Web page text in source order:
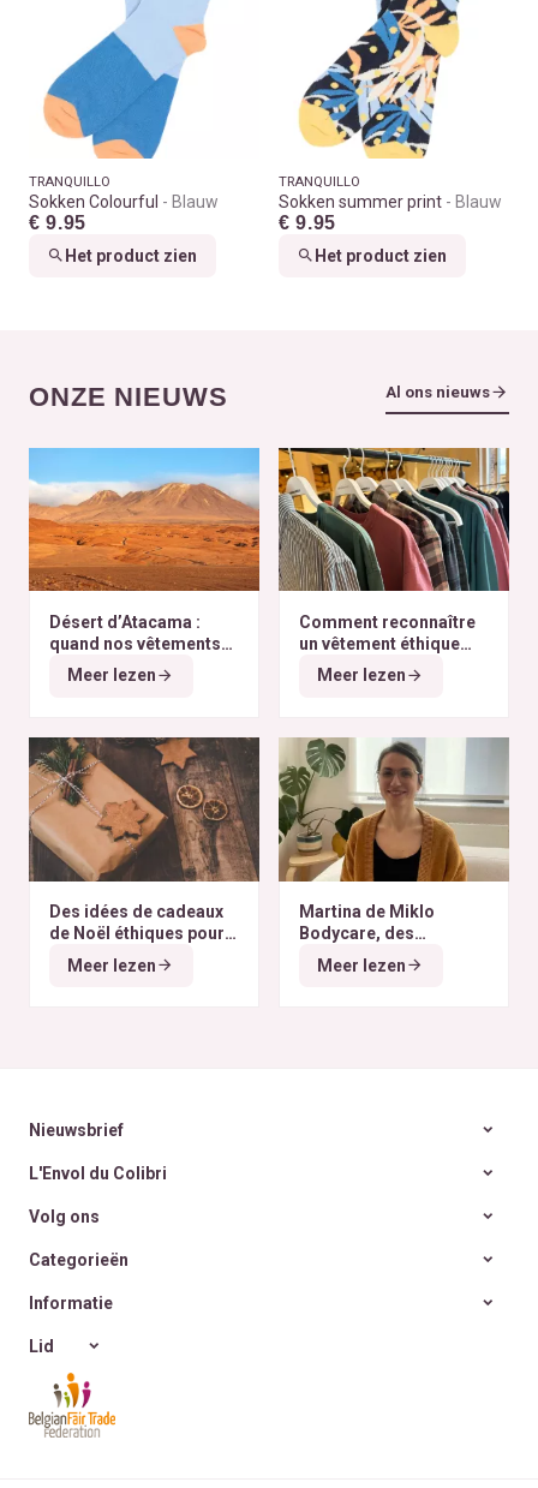
TRANQUILLO
Sokken Colourful Blauw
€ 9.95
Het product zien
TRANQUILLO
Sokken summer print Blauw
€ 9.95
Het product zien
ONZE NIEUWS Al ons nieuws
Désert d’Atacama :
quand nos vêtements
finissent à l’autre bout
du monde
Meer lezen
Comment reconnaître
un vêtement éthique
selon nos critères ?
Meer lezen
Des idées de cadeaux
de Noël éthiques pour
tous les budgets
Meer lezen
Martina de Miklo
Bodycare, des
déodorants naturels et
zéro déchet
A la
Meer lezen
Nieuwsbrief
L'Envol du Colibri
Volg ons
Categorieën
Informatie
Lid